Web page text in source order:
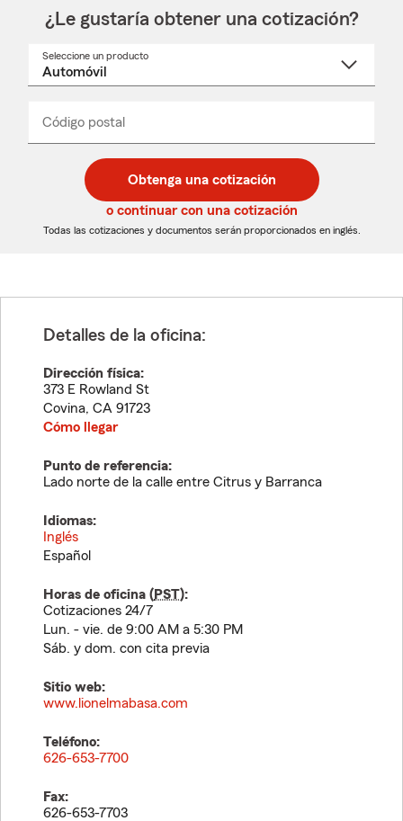
¿Le gustaría obtener una cotización?
Seleccione un producto
desplegable
Código postal
de
5
dígitos
de
5
dígitos
_____
Obtenga una cotización
o continuar con una cotización
Todas las cotizaciones y documentos serán proporcionados en inglés.
Detalles de la oficina:
Dirección física:
373 E Rowland St
Covina, CA 91723
Cómo llegar
Punto de referencia:
Lado norte de la calle entre Citrus y Barranca
Idiomas:
Inglés
Español
Horas de oficina (PST):
Cotizaciones 24/7
Lun. - vie. de 9:00 AM a 5:30 PM
Sáb. y dom. con cita previa
Sitio web:
www.lionelmabasa.com
Teléfono:
626-653-7700
Fax:
626-653-7703